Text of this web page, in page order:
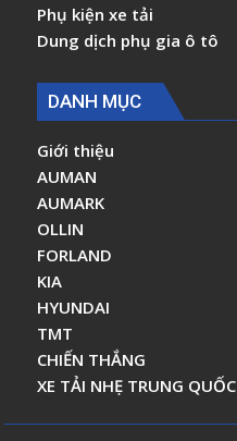
Phụ kiện xe tải
Dung dịch phụ gia ô tô
DANH MỤC
Giới thiệu
AUMAN
AUMARK
OLLIN
FORLAND
KIA
HYUNDAI
TMT
CHIẾN THẮNG
XE TẢI NHẸ TRUNG QUỐC